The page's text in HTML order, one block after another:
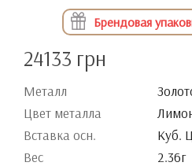
Брендовая
24133 грн
Металл
Цвет металла
Вставка осн.
Куб.
Вес
2.36г